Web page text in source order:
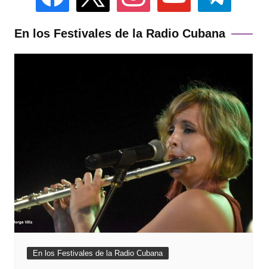
En los Festivales de la Radio Cubana
En los Festivales de la Radio Cubana